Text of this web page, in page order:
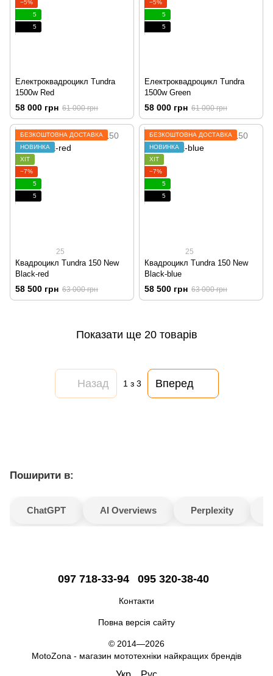
−5%
5
5
Електроквадроцикл Tundra
1500w Red
58 000 грн 61 000 грн
−5%
5
5
Електроквадроцикл Tundra
1500w Green
58 000 грн 61 000 грн
БЕЗКОШТОВНА ДОСТАВКА
НОВИНКА
ХІТ
−7%
5
5
25
Квадроцикл Tundra 150 New
Black-red
58 500 грн 63 000 грн
БЕЗКОШТОВНА ДОСТАВКА
НОВИНКА
ХІТ
−7%
5
5
25
Квадроцикл Tundra 150 New
Black-blue
58 500 грн 63 000 грн
Показати ще 20 товарів
Назад 1з 3 Вперед
Поширити в:
ChatGPT AI Overviews Perplexity
097 718-33-94 095 320-38-40
Контакти
Повна версія сайту
© 2014—2026
MotoZona - магазин мототехніки найкращих брендів